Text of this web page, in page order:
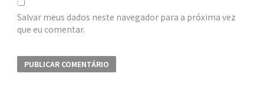
Salvar meus dados neste navegador para a próxima vez
que eu comentar.